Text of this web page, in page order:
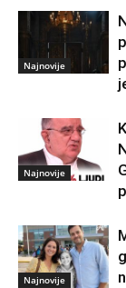
Najnovije
Najnovije
Najnovije